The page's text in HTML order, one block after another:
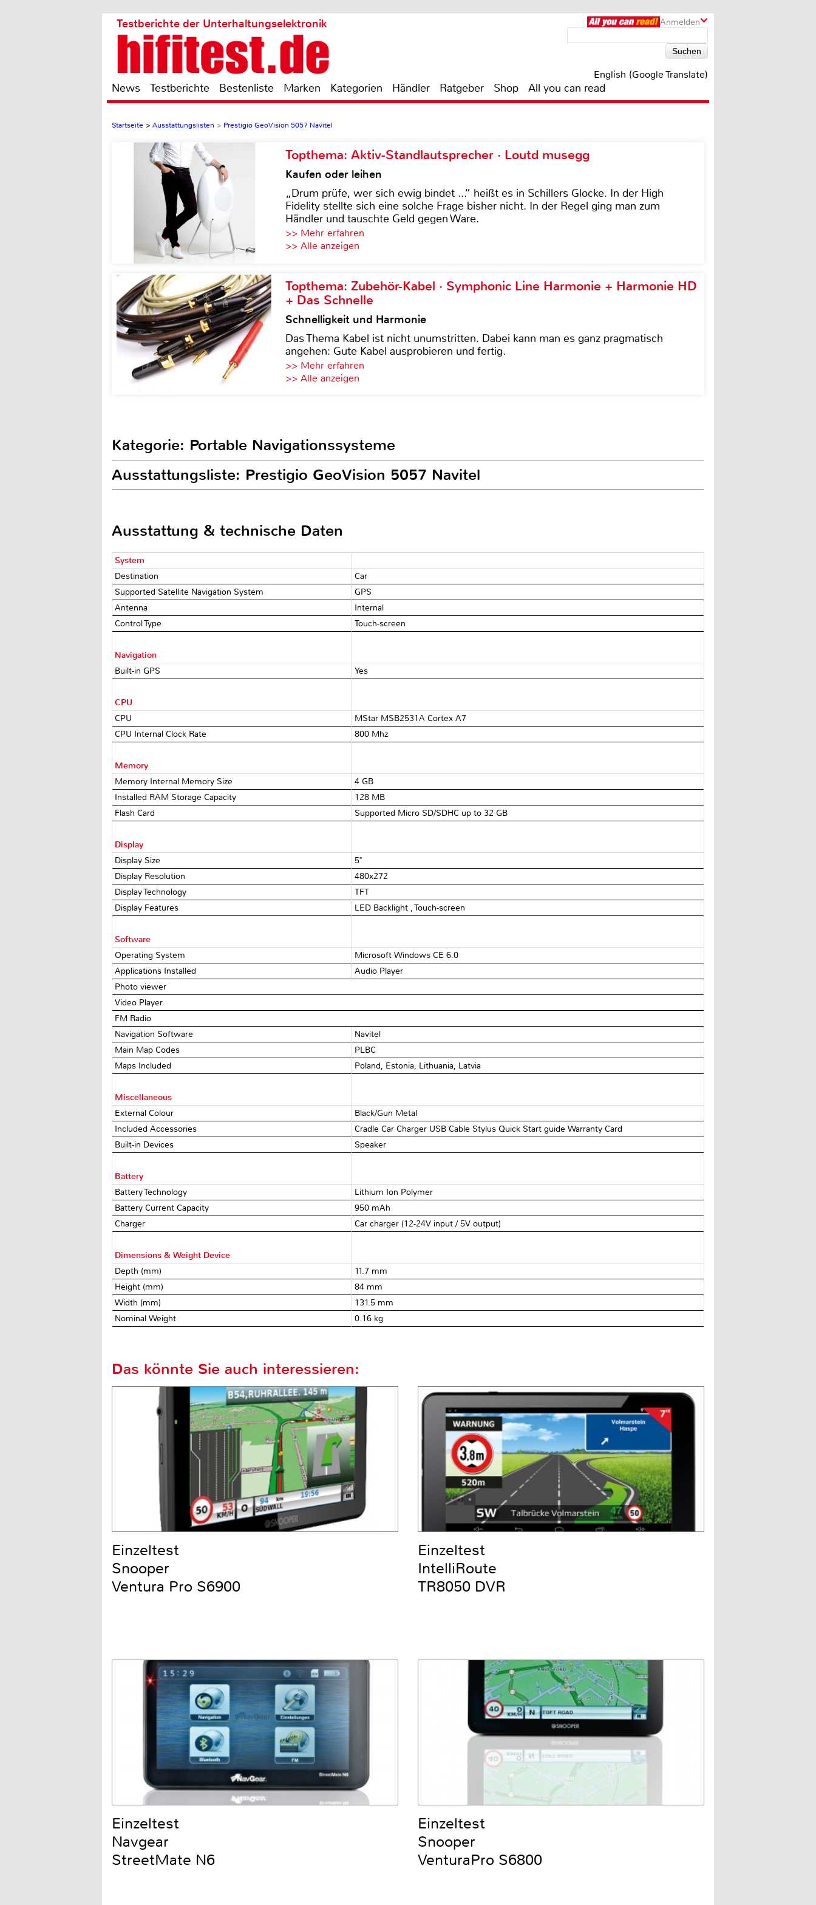
Anmelden
Testberichte der Unterhaltungselektronik
English (Google Translate)
News Testberichte Bestenliste Marken Kategorien Händler Ratgeber Shop All you can read
Startseite > Ausstattungslisten > Prestigio GeoVision 5057 Navitel
Topthema: Aktiv-Standlautsprecher · Loutd musegg
Kaufen oder leihen
„Drum prüfe, wer sich ewig bindet ...“ heißt es in Schillers Glocke. In der High
Fidelity stellte sich eine solche Frage bisher nicht. In der Regel ging man zum
Händler und tauschte Geld gegen Ware.
>> Mehr erfahren
>> Alle anzeigen
Topthema: Zubehör-Kabel · Symphonic Line Harmonie + Harmonie HD
+ Das Schnelle
Schnelligkeit und Harmonie
Das Thema Kabel ist nicht unumstritten. Dabei kann man es ganz pragmatisch
angehen: Gute Kabel ausprobieren und fertig.
>> Mehr erfahren
>> Alle anzeigen
Kategorie: Portable Navigationssysteme
Ausstattungsliste: Prestigio GeoVision 5057 Navitel
Ausstattung & technische Daten
System
Destination
Car
Supported Satellite Navigation System
GPS
Antenna
Internal
Control Type
Touch-screen
Navigation
Built-in GPS
Yes
CPU
CPU
MStar MSB2531A Cortex A7
CPU Internal Clock Rate
800 Mhz
Memory
Memory Internal Memory Size
4 GB
Installed RAM Storage Capacity
128 MB
Flash Card
Supported Micro SD/SDHC up to 32 GB
Display
Display Size
5"
Display Resolution
480x272
Display Technology
TFT
Display Features
LED Backlight , Touch-screen
Software
Operating System
Microsoft Windows CE 6.0
Applications Installed
Audio Player
Photo viewer
Video Player
FM Radio
Navigation Software
Navitel
Main Map Codes
PLBC
Maps Included
Poland, Estonia, Lithuania, Latvia
Miscellaneous
External Colour
Black/Gun Metal
Included Accessories
Cradle Car Charger USB Cable Stylus Quick Start guide Warranty Card
Built-in Devices
Speaker
Battery
Battery Technology
Lithium Ion Polymer
Battery Current Capacity
950 mAh
Charger
Car charger (12-24V input / 5V output)
Dimensions & Weight Device
Depth (mm)
11.7 mm
Height (mm)
84 mm
Width (mm)
131.5 mm
Nominal Weight
0.16 kg
Das könnte Sie auch interessieren:
Einzeltest
Snooper
Ventura Pro S6900
Einzeltest
IntelliRoute
TR8050 DVR
Einzeltest
Navgear
StreetMate N6
Einzeltest
Snooper
VenturaPro S6800